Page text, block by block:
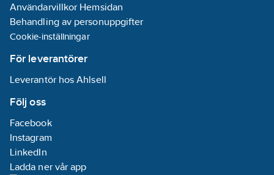
Användarvillkor Hemsidan
Behandling av personuppgifter
Cookie-inställningar
För leverantörer
Leverantör hos Ahlsell
Följ oss
Facebook
Instagram
LinkedIn
Ladda ner vår app